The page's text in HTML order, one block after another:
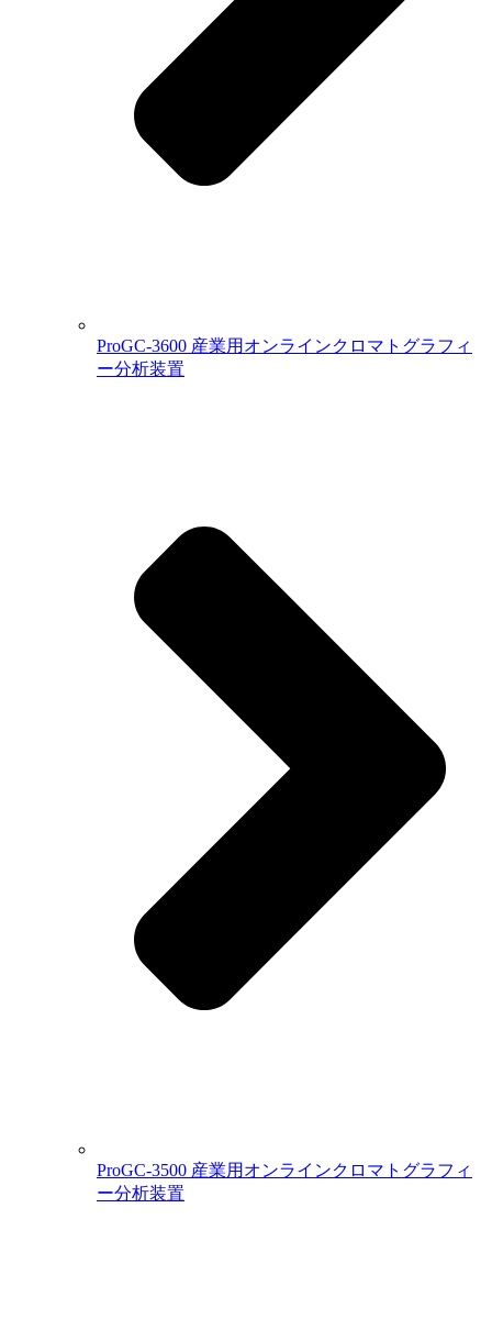
ProGC-3600 産業用オンラインクロマトグラフィ
ー分析装置
ProGC-3500 産業用オンラインクロマトグラフィ
ー分析装置